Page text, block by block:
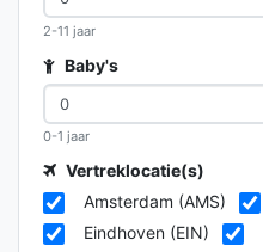
2-11 jaar
Baby's
0-1 jaar
Vertreklocatie(s)
Amsterdam (AMS)
Eindhoven (EIN)